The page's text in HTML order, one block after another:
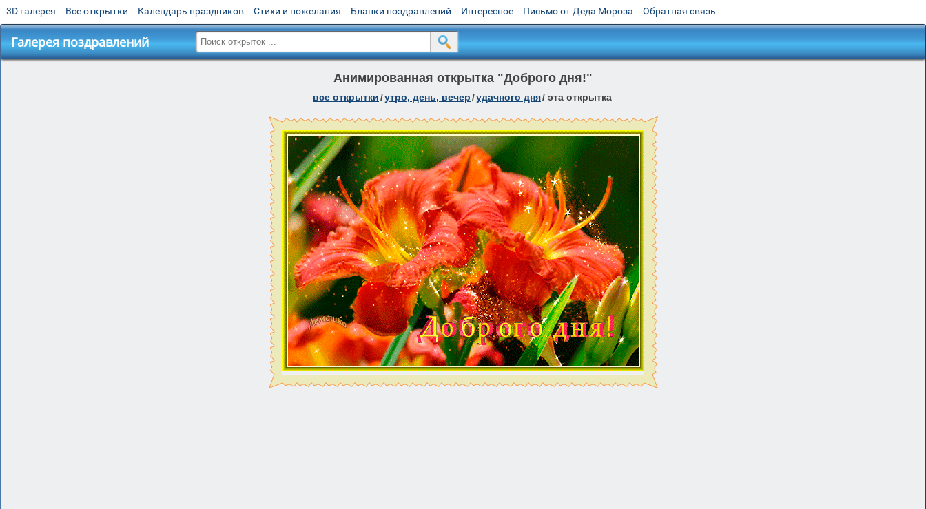
3D галерея Все открытки Календарь праздников Стихи и пожелания Бланки поздравлений Интересное Письмо от Деда Мороза Обратная связь
Галерея поздравлений
Анимированная открытка "Доброго дня!"
все открытки/утро, день, вечер/удачного дня/ эта открытка